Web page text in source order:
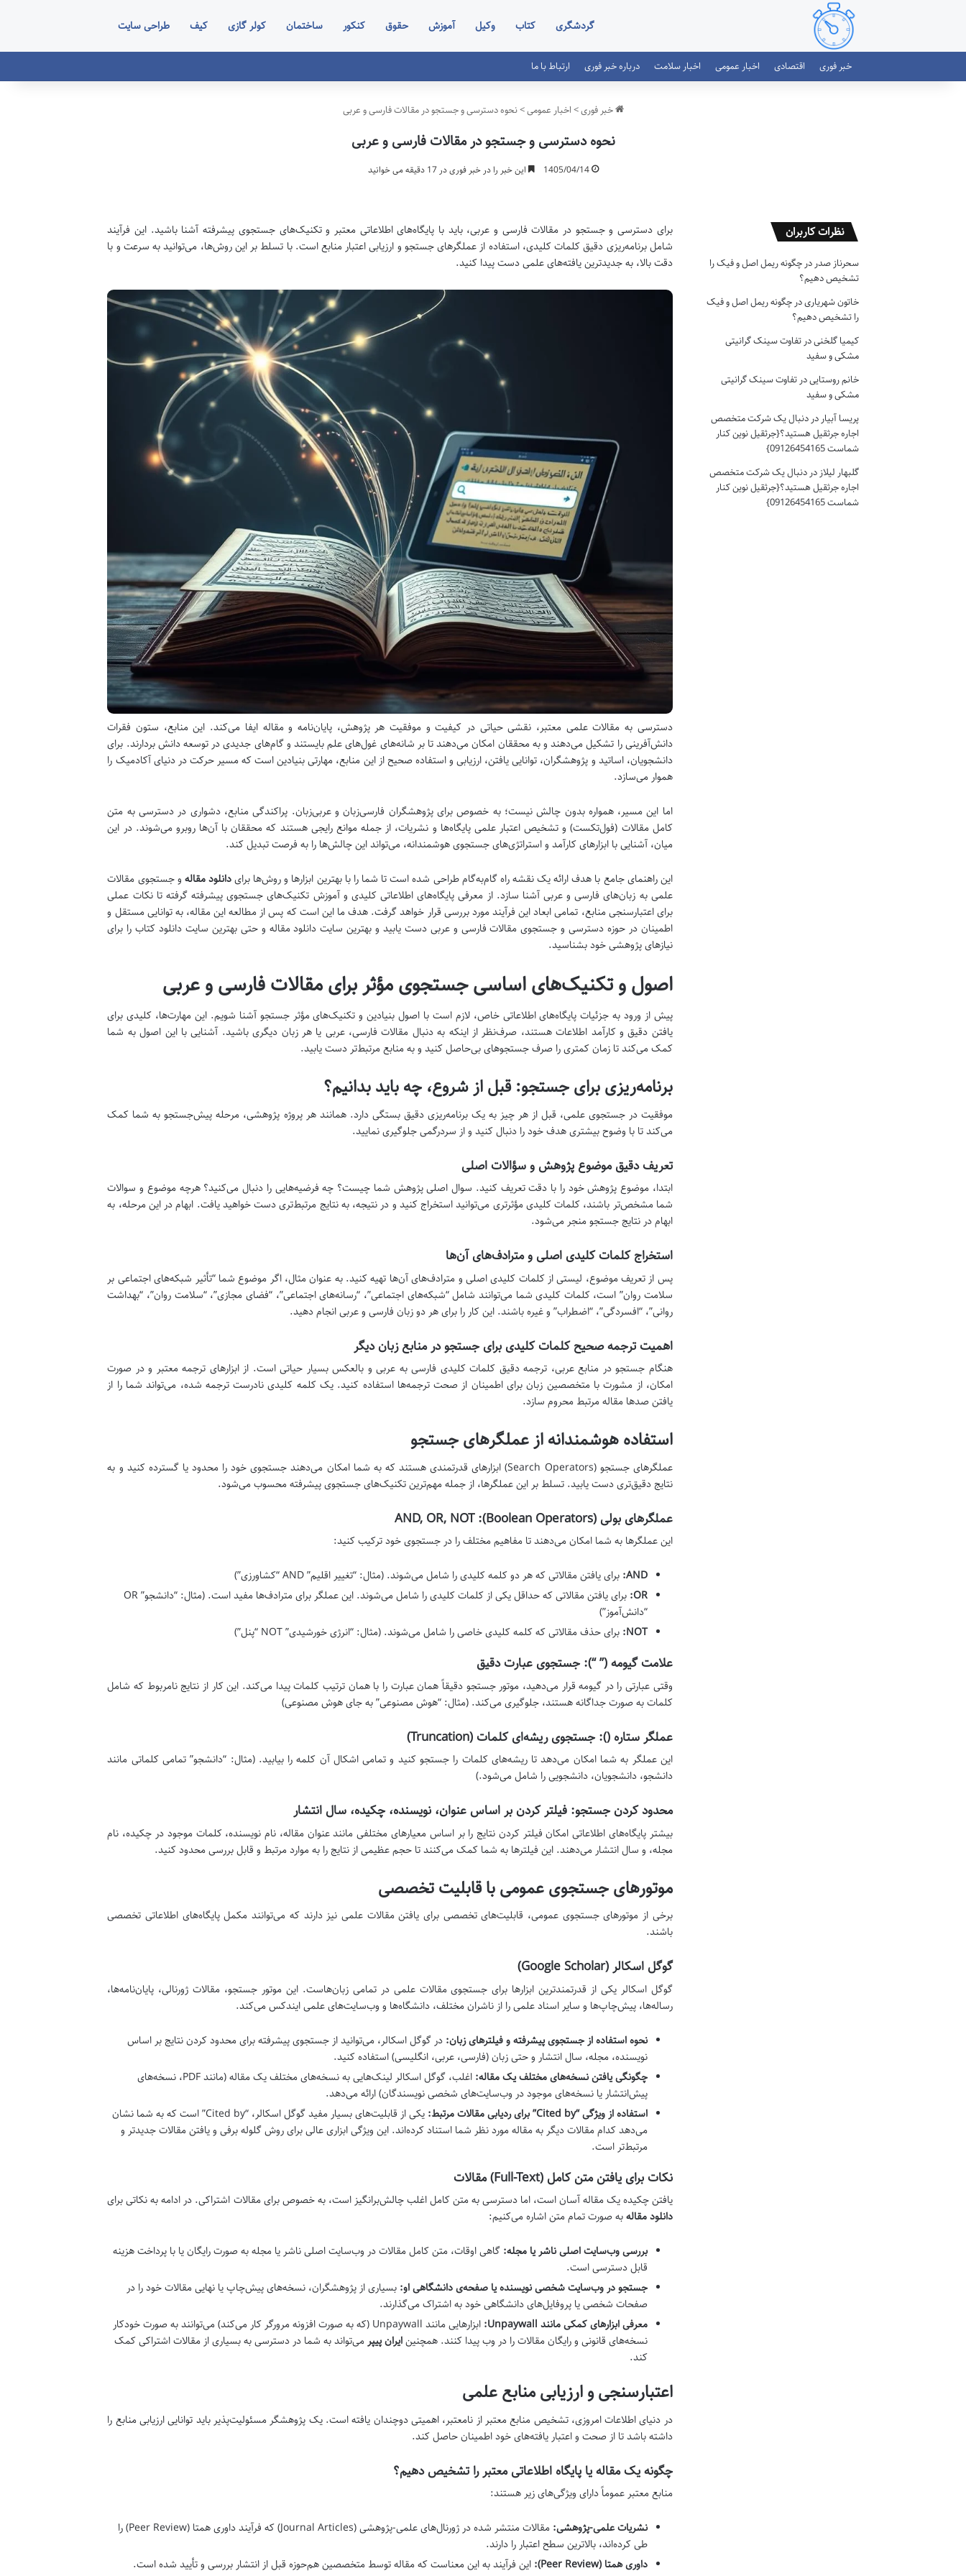
گردشگری کتاب وکیل آموزش حقوق کنکور ساختمان کولر گازی کیف طراحی سایت
خبر فوری اقتصادی اخبار عمومی اخبار سلامت درباره خبر فوری ارتباط با ما
خبر فوری> اخبار عمومی>نحوه دسترسی و جستجو در مقالات فارسی و عربی
نحوه دسترسی و جستجو در مقالات فارسی و عربی
1405/04/14 این خبر را در خبر فوری در 17 دقیقه می خوانید
برای دسترسی و جستجو در مقالات فارسی و عربی، باید با پایگاه‌های اطلاعاتی معتبر و تکنیک‌های جستجوی پیشرفته آشنا باشید. این فرآیند
شامل برنامه‌ریزی دقیق کلمات کلیدی، استفاده از عملگرهای جستجو و ارزیابی اعتبار منابع است. با تسلط بر این روش‌ها، می‌توانید به سرعت و با
دقت بالا، به جدیدترین یافته‌های علمی دست پیدا کنید.
دسترسی به مقالات علمی معتبر، نقشی حیاتی در کیفیت و موفقیت هر پژوهش، پایان‌نامه و مقاله ایفا می‌کند. این منابع، ستون فقرات
دانش‌آفرینی را تشکیل می‌دهند و به محققان امکان می‌دهند تا بر شانه‌های غول‌های علم بایستند و گام‌های جدیدی در توسعه دانش بردارند. برای
دانشجویان، اساتید و پژوهشگران، توانایی یافتن، ارزیابی و استفاده صحیح از این منابع، مهارتی بنیادین است که مسیر حرکت در دنیای آکادمیک را
هموار می‌سازد.
اما این مسیر، همواره بدون چالش نیست؛ به خصوص برای پژوهشگران فارسی‌زبان و عربی‌زبان. پراکندگی منابع، دشواری در دسترسی به متن
کامل مقالات (فول‌تکست) و تشخیص اعتبار علمی پایگاه‌ها و نشریات، از جمله موانع رایجی هستند که محققان با آن‌ها روبرو می‌شوند. در این
میان، آشنایی با ابزارهای کارآمد و استراتژی‌های جستجوی هوشمندانه، می‌تواند این چالش‌ها را به فرصت تبدیل کند.
این راهنمای جامع با هدف ارائه یک نقشه راه گام‌به‌گام طراحی شده است تا شما را با بهترین ابزارها و روش‌ها برایدانلود مقاله و جستجوی مقالات
علمی به زبان‌های فارسی و عربی آشنا سازد. از معرفی پایگاه‌های اطلاعاتی کلیدی و آموزش تکنیک‌های جستجوی پیشرفته گرفته تا نکات عملی
برای اعتبارسنجی منابع، تمامی ابعاد این فرآیند مورد بررسی قرار خواهد گرفت. هدف ما این است که پس از مطالعه این مقاله، به توانایی مستقل و
اطمینان در حوزه دسترسی و جستجوی مقالات فارسی و عربی دست یابید و بهترین سایت دانلود مقاله و حتی بهترین سایت دانلود کتاب را برای
نیازهای پژوهشی خود بشناسید.
اصول و تکنیک‌های اساسی جستجوی مؤثر برای مقالات فارسی و عربی
پیش از ورود به جزئیات پایگاه‌های اطلاعاتی خاص، لازم است با اصول بنیادین و تکنیک‌های مؤثر جستجو آشنا شویم. این مهارت‌ها، کلیدی برای
یافتن دقیق و کارآمد اطلاعات هستند، صرف‌نظر از اینکه به دنبال مقالات فارسی، عربی یا هر زبان دیگری باشید. آشنایی با این اصول به شما
کمک می‌کند تا زمان کمتری را صرف جستجوهای بی‌حاصل کنید و به منابع مرتبط‌تر دست یابید.
برنامه‌ریزی برای جستجو: قبل از شروع، چه باید بدانیم؟
موفقیت در جستجوی علمی، قبل از هر چیز به یک برنامه‌ریزی دقیق بستگی دارد. همانند هر پروژه پژوهشی، مرحله پیش‌جستجو به شما کمک
می‌کند تا با وضوح بیشتری هدف خود را دنبال کنید و از سردرگمی جلوگیری نمایید.
تعریف دقیق موضوع پژوهش و سؤالات اصلی
ابتدا، موضوع پژوهش خود را با دقت تعریف کنید. سوال اصلی پژوهش شما چیست؟ چه فرضیه‌هایی را دنبال می‌کنید؟ هرچه موضوع و سوالات
شما مشخص‌تر باشند، کلمات کلیدی مؤثرتری می‌توانید استخراج کنید و در نتیجه، به نتایج مرتبط‌تری دست خواهید یافت. ابهام در این مرحله، به
ابهام در نتایج جستجو منجر می‌شود.
استخراج کلمات کلیدی اصلی و مترادف‌های آن‌ها
پس از تعریف موضوع، لیستی از کلمات کلیدی اصلی و مترادف‌های آن‌ها تهیه کنید. به عنوان مثال، اگر موضوع شما “تأثیر شبکه‌های اجتماعی بر
سلامت روان” است، کلمات کلیدی شما می‌توانند شامل “شبکه‌های اجتماعی”، “رسانه‌های اجتماعی”، “فضای مجازی”، “سلامت روان”، “بهداشت
روانی”، “افسردگی”، “اضطراب” و غیره باشند. این کار را برای هر دو زبان فارسی و عربی انجام دهید.
اهمیت ترجمه صحیح کلمات کلیدی برای جستجو در منابع زبان دیگر
هنگام جستجو در منابع عربی، ترجمه دقیق کلمات کلیدی فارسی به عربی و بالعکس بسیار حیاتی است. از ابزارهای ترجمه معتبر و در صورت
امکان، از مشورت با متخصصین زبان برای اطمینان از صحت ترجمه‌ها استفاده کنید. یک کلمه کلیدی نادرست ترجمه شده، می‌تواند شما را از
یافتن صدها مقاله مرتبط محروم سازد.
استفاده هوشمندانه از عملگرهای جستجو
عملگرهای جستجو (Search Operators) ابزارهای قدرتمندی هستند که به شما امکان می‌دهند جستجوی خود را محدود یا گسترده کنید و به
نتایج دقیق‌تری دست یابید. تسلط بر این عملگرها، از جمله مهم‌ترین تکنیک‌های جستجوی پیشرفته محسوب می‌شود.
عملگرهای بولی (Boolean Operators): AND, OR, NOT
این عملگرها به شما امکان می‌دهند تا مفاهیم مختلف را در جستجوی خود ترکیب کنید:
AND: برای یافتن مقالاتی که هر دو کلمه کلیدی را شامل می‌شوند. (مثال: “تغییر اقلیم” AND “کشاورزی”)
OR:
برای یافتن مقالاتی که حداقل یکی از کلمات کلیدی را شامل می‌شوند. این عملگر برای مترادف‌ها مفید است. (مثال: “دانشجو” OR
“دانش‌آموز”)
NOT: برای حذف مقالاتی که کلمه کلیدی خاصی را شامل می‌شوند. (مثال: “انرژی خورشیدی” NOT “پنل”)
علامت گیومه (” “): جستجوی عبارت دقیق
وقتی عبارتی را در گیومه قرار می‌دهید، موتور جستجو دقیقاً همان عبارت را با همان ترتیب کلمات پیدا می‌کند. این کار از نتایج نامربوط که شامل
کلمات به صورت جداگانه هستند، جلوگیری می‌کند. (مثال: “هوش مصنوعی” به جای هوش مصنوعی)
عملگر ستاره (): جستجوی ریشه‌ای کلمات (Truncation)
این عملگر به شما امکان می‌دهد تا ریشه‌های کلمات را جستجو کنید و تمامی اشکال آن کلمه را بیابید. (مثال: “دانشجو” تمامی کلماتی مانند
دانشجو، دانشجویان، دانشجویی را شامل می‌شود.)
محدود کردن جستجو: فیلتر کردن بر اساس عنوان، نویسنده، چکیده، سال انتشار
بیشتر پایگاه‌های اطلاعاتی امکان فیلتر کردن نتایج را بر اساس معیارهای مختلفی مانند عنوان مقاله، نام نویسنده، کلمات موجود در چکیده، نام
مجله، و سال انتشار می‌دهند. این فیلترها به شما کمک می‌کنند تا حجم عظیمی از نتایج را به موارد مرتبط و قابل بررسی محدود کنید.
موتورهای جستجوی عمومی با قابلیت تخصصی
برخی از موتورهای جستجوی عمومی، قابلیت‌های تخصصی برای یافتن مقالات علمی نیز دارند که می‌توانند مکمل پایگاه‌های اطلاعاتی تخصصی
باشند.
گوگل اسکالر (Google Scholar)
گوگل اسکالر یکی از قدرتمندترین ابزارها برای جستجوی مقالات علمی در تمامی زبان‌هاست. این موتور جستجو، مقالات ژورنالی، پایان‌نامه‌ها،
رساله‌ها، پیش‌چاپ‌ها و سایر اسناد علمی را از ناشران مختلف، دانشگاه‌ها و وب‌سایت‌های علمی ایندکس می‌کند.
نحوه استفاده از جستجوی پیشرفته و فیلترهای زبان: در گوگل اسکالر، می‌توانید از جستجوی پیشرفته برای محدود کردن نتایج بر اساس
نویسنده، مجله، سال انتشار و حتی زبان (فارسی، عربی، انگلیسی) استفاده کنید.
چگونگی یافتن نسخه‌های مختلف یک مقاله:
اغلب، گوگل اسکالر لینک‌هایی به نسخه‌های مختلف یک مقاله (مانند PDF، نسخه‌های
پیش‌انتشار یا نسخه‌های موجود در وب‌سایت‌های شخصی نویسندگان) ارائه می‌دهد.
استفاده از ویژگی “Cited by” برای ردیابی مقالات مرتبط:
یکی از قابلیت‌های بسیار مفید گوگل اسکالر، “Cited by” است که به شما نشان
می‌دهد کدام مقالات دیگر به مقاله مورد نظر شما استناد کرده‌اند. این ویژگی ابزاری عالی برای روش گلوله برفی و یافتن مقالات جدیدتر و
مرتبط‌تر است.
نکات برای یافتن متن کامل (Full-Text) مقالات
یافتن چکیده یک مقاله آسان است، اما دسترسی به متن کامل اغلب چالش‌برانگیز است، به خصوص برای مقالات اشتراکی. در ادامه به نکاتی برای
دانلود مقالهبه صورت تمام متن اشاره می‌کنیم:
بررسی وب‌سایت اصلی ناشر یا مجله: گاهی اوقات، متن کامل مقالات در وب‌سایت اصلی ناشر یا مجله به صورت رایگان یا با پرداخت هزینه
قابل دسترسی است.
جستجو در وب‌سایت شخصی نویسنده یا صفحه‌ی دانشگاهی او: بسیاری از پژوهشگران، نسخه‌های پیش‌چاپ یا نهایی مقالات خود را در
صفحات شخصی یا پروفایل‌های دانشگاهی خود به اشتراک می‌گذارند.
معرفی ابزارهای کمکی مانند Unpaywall:
ابزارهایی مانند Unpaywall (که به صورت افزونه مرورگر کار می‌کند) می‌توانند به صورت خودکار
نسخه‌های قانونی و رایگان مقالات را در وب پیدا کنند. همچنینایران پیپر می‌تواند به شما در دسترسی به بسیاری از مقالات اشتراکی کمک
کند.
اعتبارسنجی و ارزیابی منابع علمی
در دنیای اطلاعات امروزی، تشخیص منابع معتبر از نامعتبر، اهمیتی دوچندان یافته است. یک پژوهشگر مسئولیت‌پذیر باید توانایی ارزیابی منابع را
داشته باشد تا از صحت و اعتبار یافته‌های خود اطمینان حاصل کند.
چگونه یک مقاله یا پایگاه اطلاعاتی معتبر را تشخیص دهیم؟
منابع معتبر عموماً دارای ویژگی‌های زیر هستند:
نشریات علمی-پژوهشی:
مقالات منتشر شده در ژورنال‌های علمی-پژوهشی (Journal Articles) که فرآیند داوری همتا (Peer Review) را
طی کرده‌اند، بالاترین سطح اعتبار را دارند.
داوری همتا (Peer Review):
این فرآیند به این معناست که مقاله توسط متخصصین هم‌حوزه قبل از انتشار بررسی و تأیید شده است.
نظرات کاربران
سحرناز صدر درچگونه ریمل اصل و فیک را
تشخیص دهیم؟
خاتون شهریاریدرچگونه ریمل اصل و فیک
را تشخیص دهیم؟
کیمیا گلخنیدرتفاوت سینک گرانیتی
مشکی و سفید
خانم روستاییدرتفاوت سینک گرانیتی
مشکی و سفید
پریسا آبیار دردنبال یک شرکت متخصص
اجاره جرثقیل هستید؟{جرثقیل نوین کنار
شماست 09126454165}
گلبهار لیلاز دردنبال یک شرکت متخصص
اجاره جرثقیل هستید؟{جرثقیل نوین کنار
شماست 09126454165}